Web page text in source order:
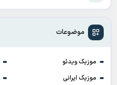
موضوعات
موزیک ویدئو
موزیک ایرانی